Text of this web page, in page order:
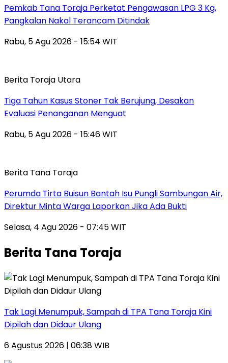
Pemkab Tana Toraja Perketat Pengawasan LPG 3 Kg,
Pangkalan Nakal Terancam Ditindak
Rabu, 5 Agu 2026 - 15:54 WIT
Berita Toraja Utara
Tiga Tahun Kasus Stoner Tak Berujung, Desakan
Evaluasi Penanganan Menguat
Rabu, 5 Agu 2026 - 15:46 WIT
Berita Tana Toraja
Perumda Tirta Buisun Bantah Isu Pungli Sambungan Air,
Direktur Minta Warga Laporkan Jika Ada Bukti
Selasa, 4 Agu 2026 - 07:45 WIT
Berita Tana Toraja
Tak Lagi Menumpuk, Sampah di TPA Tana Toraja Kini
Dipilah dan Didaur Ulang
6 Agustus 2026 | 06:38 WIB